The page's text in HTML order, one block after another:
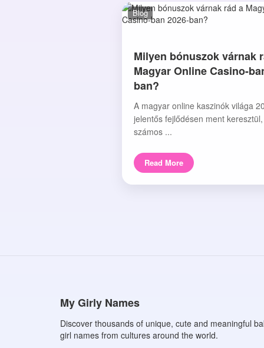
Blog
Milyen bónuszok várnak
Magyar Online Casino-
ban?
A magyar online kaszinók világa
jelentős fejlődésen ment
számos ...
Read More
My Girly Names
Discover thousands of unique, cute and meaningful
girl names from cultures around the world.